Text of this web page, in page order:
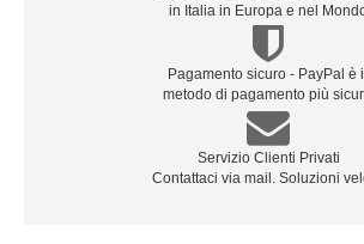
in Italia in Europa e nel
Pagamento sicuro - PayPal è il
metodo di pagamento più
Servizio Clienti Privati
Contattaci via mail. Soluzioni